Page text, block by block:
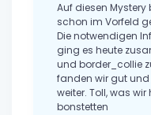
Auf diesen
schon im Vorfeld
Die notwendigen
ging es heute
und border_collie
fanden wir gut
weiter. Toll, was
bonstetten